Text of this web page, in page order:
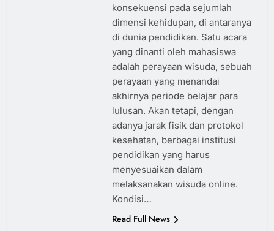
konsekuensi pada sejumlah
dimensi kehidupan, di antaranya
di dunia pendidikan. Satu acara
yang dinanti oleh mahasiswa
adalah perayaan wisuda, sebuah
perayaan yang menandai
akhirnya periode belajar para
lulusan. Akan tetapi, dengan
adanya jarak fisik dan protokol
kesehatan, berbagai institusi
pendidikan yang harus
menyesuaikan dalam
melaksanakan wisuda online.
Kondisi…
Read Full News